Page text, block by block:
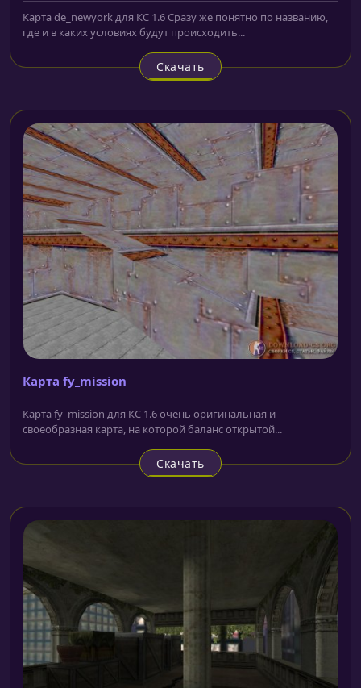
Карта de_newyork для КС 1.6 Сразу же понятно по названию,
где и в каких условиях будут происходить...
Скачать
Карта fy_mission
Карта fy_mission для КС 1.6 очень оригинальная и
своеобразная карта, на которой баланс открытой...
Скачать